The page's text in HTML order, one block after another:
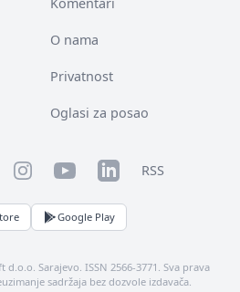
O nama
Privatnost
Oglasi za posao
InstagramYouTubeLinkedInRSS
Google Play
Sarajevo. ISSN 2566-3771. Sva prava
sadržaja bez dozvole izdavača.